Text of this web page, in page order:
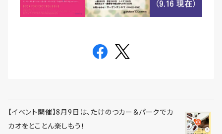
【イベント開催】8月9日は、たけのつカー＆パークでカ
カオをとことん楽しもう！